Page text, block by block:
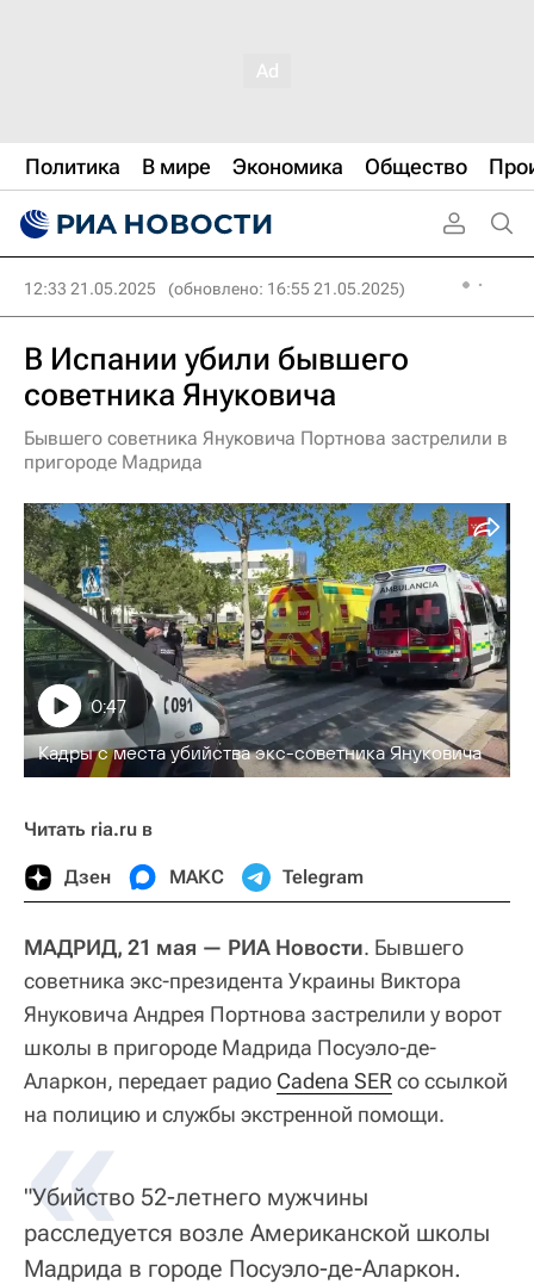
Политика В мире Экономика Общество
12:33 21.05.2025 (обновлено: 16:55 21.05.2025)
В Испании убили бывшего
советника Януковича
Бывшего советника Януковича Портнова застрелили в
пригороде Мадрида
Кадры с места убийства экс-советника Януковича
0:47
Читать ria.ru в
Дзен МАКС Telegram
МАДРИД, 21 мая — РИА Новости. Бывшего
советника экс-президента Украины Виктора
Януковича Андрея Портнова застрелили у ворот
школы в пригороде Мадрида Посуэло-де-
Аларкон, передает радио Cadena SER со ссылкой
на полицию и службы экстренной помощи.
«
"Убийство 52-летнего мужчины
расследуется возле Американской школы
Мадрида в городе Посуэло-де-Аларкон.